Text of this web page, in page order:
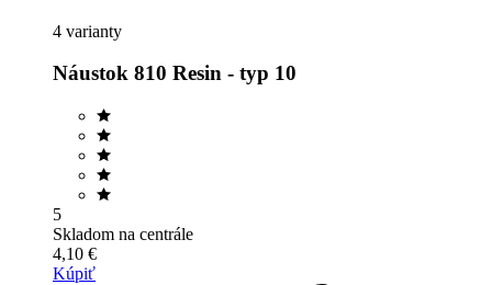
4 varianty
Náustok 810 Resin - typ 10
5
Skladom na centrále
4,10 €
Kúpiť